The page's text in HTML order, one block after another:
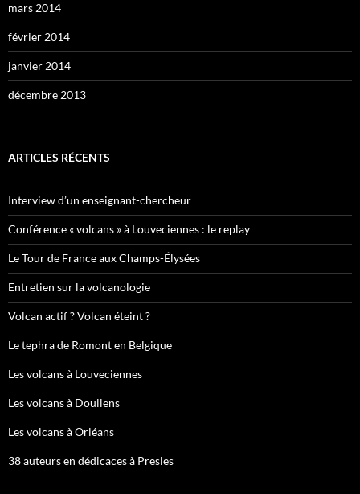
mars 2014
février 2014
janvier 2014
décembre 2013
ARTICLES RÉCENTS
Interview d’un enseignant-chercheur
Conférence « volcans » à Louveciennes : le replay
Le Tour de France aux Champs-Élysées
Entretien sur la volcanologie
Volcan actif ? Volcan éteint ?
Le tephra de Romont en Belgique
Les volcans à Louveciennes
Les volcans à Doullens
Les volcans à Orléans
38 auteurs en dédicaces à Presles